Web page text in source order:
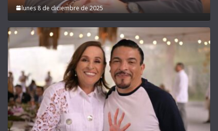
lunes 8 de diciembre de 2025